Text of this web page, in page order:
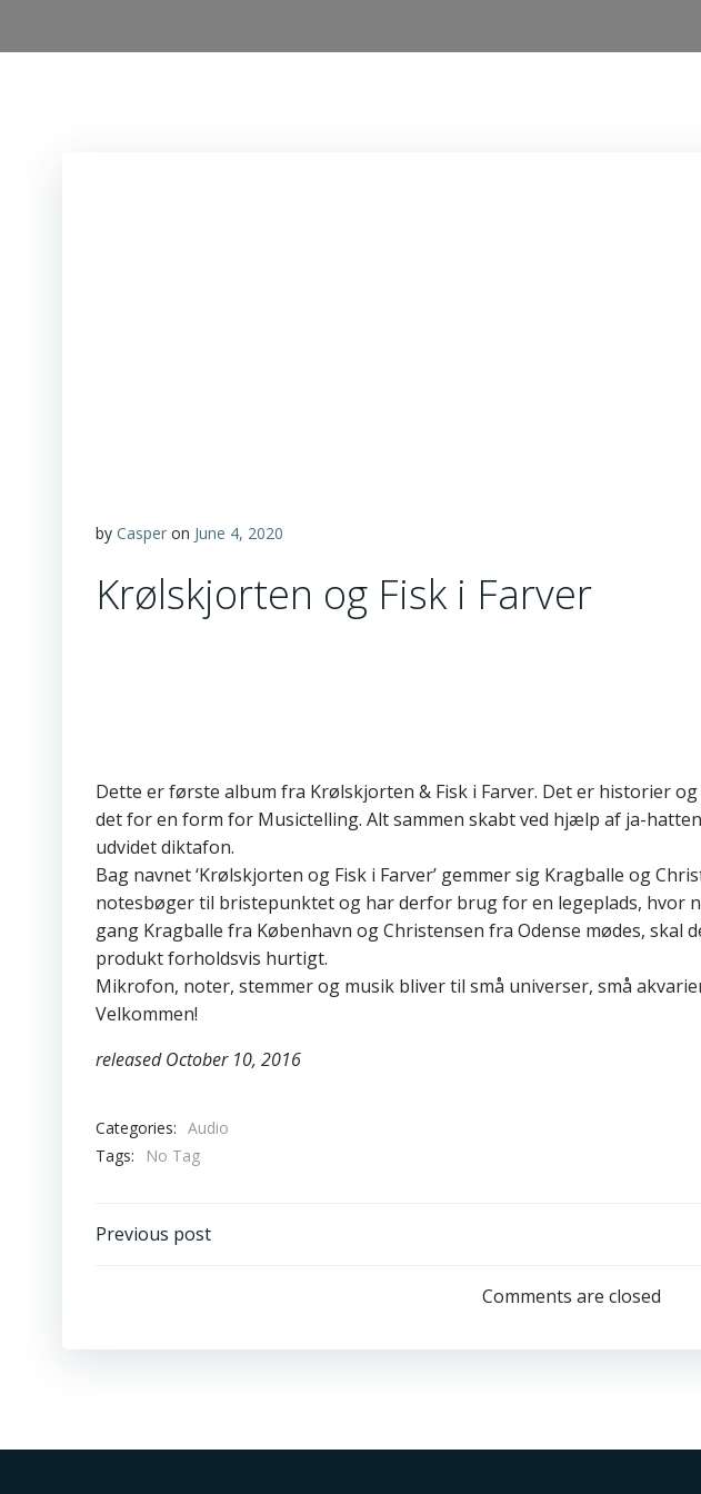
by Casper on June 4, 2020
Krølskjorten og Fisk i Farver
Dette er første album fra Krølskjorten & Fisk i Farver. Det er historier
det for en form for Musictelling. Alt sammen skabt ved hjælp af ja-
udvidet diktafon.
Bag navnet ‘Krølskjorten og Fisk i Farver’ gemmer sig Kragballe og
notesbøger til bristepunktet og har derfor brug for en legeplads, hvor
gang Kragballe fra København og Christensen fra Odense mødes, skal
produkt forholdsvis hurtigt.
Mikrofon, noter, stemmer og musik bliver til små universer, små
Velkommen!
released October 10, 2016
Categories: Audio
Tags:
No Tag
Post
Previous post
Comments are closed